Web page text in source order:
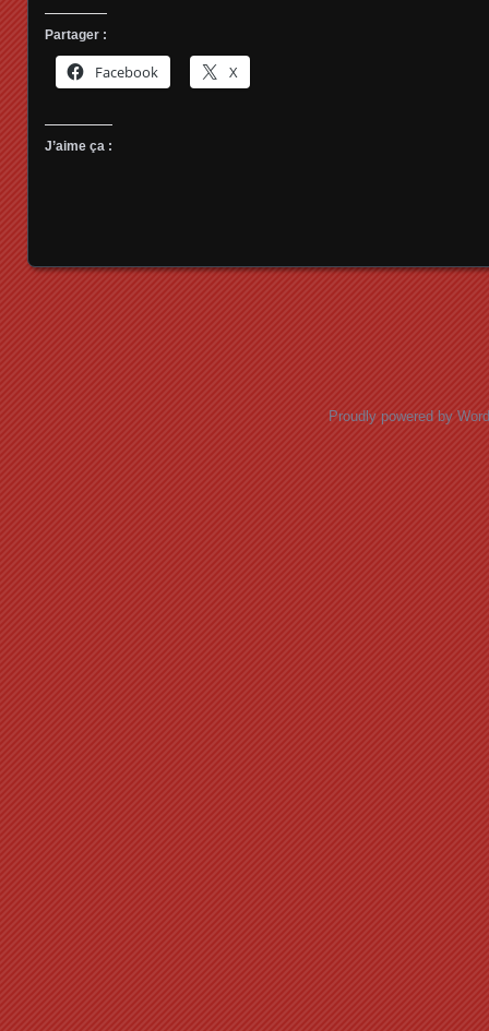
Partager :
Facebook X
J’aime ça :
Proudly powered by